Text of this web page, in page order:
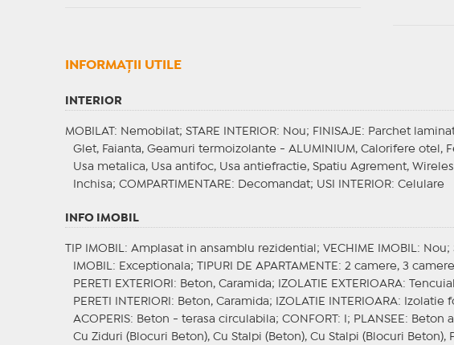
INFORMAŢII UTILE
INTERIOR
MOBILAT : Nemobilat; STARE INTERIOR: Nou; FINISAJE : Parchet
Glet, Faianta, Geamuri termoizolante - ALUMINIUM, Calorifere otel,
Usa metalica, Usa antifoc, Usa antiefractie, Spatiu Agrement,
Inchisa; COMPARTIMENTARE : Decomandat; USI INTERIOR: Celulare
INFO IMOBIL
TIP IMOBIL : Amplasat in ansamblu rezidential; VECHIME IMOBIL : Nou;
IMOBIL
: Exceptionala; TIPURI DE APARTAMENTE : 2 camere, 3
PERETI EXTERIORI : Beton, Caramida; IZOLATIE EXTERIOARA:
PERETI INTERIORI : Beton, Caramida; IZOLATIE INTERIOARA: Izolatie
ACOPERIS: Beton - terasa circulabila; CONFORT : I; PLANSEE : Beton
Cu Ziduri (Blocuri Beton), Cu Stalpi (Beton), Cu Stalpi (Blocuri Beton),